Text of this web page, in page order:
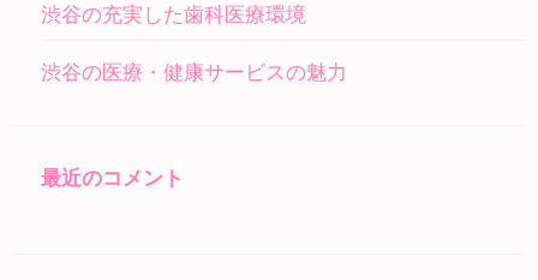
渋谷の充実した歯科医療環境
渋谷の医療・健康サービスの魅力
最近のコメント